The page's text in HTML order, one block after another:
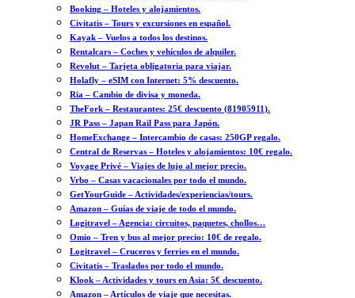
Booking – Hoteles y alojamientos.
Civitatis – Tours y excursiones en español.
Kayak – Vuelos a todos los destinos.
Rentalcars – Coches y vehículos de alquiler.
Revolut – Tarjeta obligatoria para viajar.
Holafly – eSIM con Internet: 5% descuento.
Ria – Cambio de divisa y moneda.
TheFork – Restaurantes: 25€ descuento (81905911).
JR Pass – Japan Rail Pass para Japón.
HomeExchange – Intercambio de casas: 250GP regalo.
Central de Reservas – Hoteles y alojamientos: 10€ regalo.
Voyage Privé – Viajes de lujo al mejor precio.
Vrbo – Casas vacacionales por todo el mundo.
GetYourGuide – Actividades/experiencias/tours.
Amazon – Guías de viaje de todo el mundo.
Logitravel – Agencia: circuitos, paquetes, chollos…
Omio – Tren y bus al mejor precio: 10€ de regalo.
Logitravel – Cruceros y ferries en el mundo.
Civitatis – Traslados por todo el mundo.
Klook – Actividades y tours en Asia: 5€ descuento.
Amazon – Artículos de viaje que necesitas.